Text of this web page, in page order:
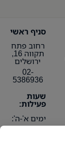
סניף ראשי
רחוב פתח
תקווה 16,
ירושלים
02-
5386936
שעות
פעילות:
ימים א'-ה':